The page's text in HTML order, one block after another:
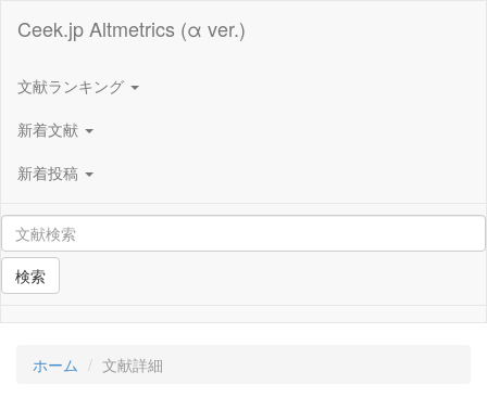
Ceek.jp Altmetrics (α ver.)
文献ランキング
新着文献
新着投稿
検索
ホーム 文献詳細